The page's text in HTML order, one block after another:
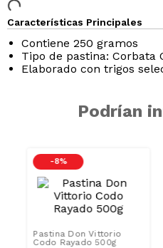
Características Principales
Elaborado con trigos
Podrían
-8 %